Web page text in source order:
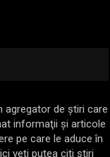
agregator de ştiri care
informaţii şi articole
pe care le aduce în
veţi putea citi ştiri